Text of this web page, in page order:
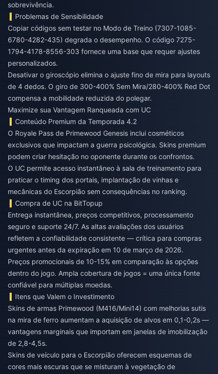
sobrevivência.
Problemas de Sensibilidade
Copiar códigos sem testar no Modo de Treino (7307-1085-
6780-4282-435) degrada o desempenho. O código 7275-
1794-4178-8556-303 fornece uma base que requer ajustes
personalizados.
Desativar o giroscópio elimina o ajuste fino de mira para layouts
de 4 dedos. O giro de 300-400% Sem Mira/280-400% Red Dot
compensa a mobilidade reduzida do polegar.
Maximize sua Vantagem Ranqueada com UC
Conteúdo Premium da Temporada 4.2
O Royale Pass de Primewood Genesis inclui cosméticos
exclusivos que impactam a guerra psicológica. Skins premium
podem criar hesitação no oponente durante os confrontos.
O UC permite acesso instantâneo à sala de treinamento para
praticar o timing dos portais, implantação de vinhas e
mecânicas do Escorpião sem consequências no ranking.
Compra de UC na BitTopup
Entrega instantânea, preços competitivos, processamento
seguro e suporte 24/7. As altas avaliações dos usuários
refletem a confiabilidade consistente — crítica para compras
urgentes antes da expiração em 10 de março de 2026.
Preços promocionais de 10-15% em comparação às opções
dentro do jogo. Ampla cobertura de jogos = uma única fonte
confiável para múltiplas moedas.
Itens que Valem o Investimento
Skins de armas Primewood (M416/Mini14) com melhorias sutis
na mira de ferro aumentam a aquisição de alvos em 0,1-0,2s —
vantagens marginais que importam em janelas de imobilização
de 2,8-4,5s.
Skins de veículo para o Escorpião oferecem esquemas de
cores mais escuras que se misturam à vegetação de